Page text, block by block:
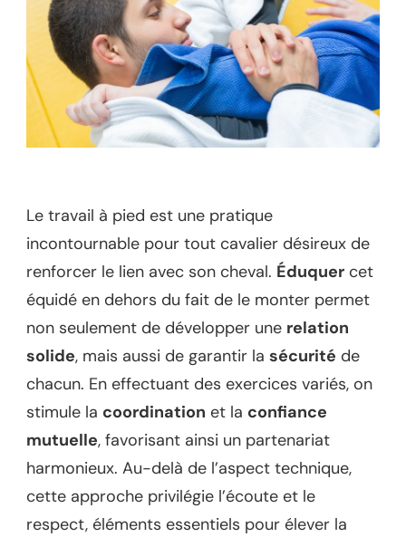
Le travail à pied est une pratique
incontournable pour tout cavalier désireux de
renforcer le lien avec son cheval. Éduquer cet
équidé en dehors du fait de le monter permet
non seulement de développer une relation
solide, mais aussi de garantir la sécurité de
chacun. En effectuant des exercices variés, on
stimule la coordination et la confiance
mutuelle, favorisant ainsi un partenariat
harmonieux. Au-delà de l’aspect technique,
cette approche privilégie l’écoute et le
respect, éléments essentiels pour élever la